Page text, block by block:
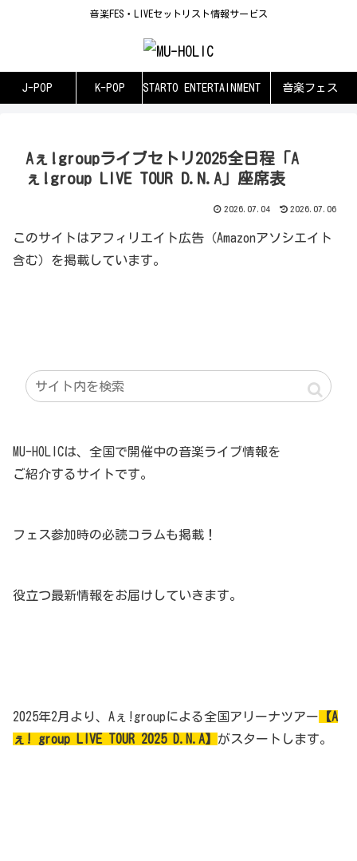
音楽FES・LIVEセットリスト情報サービス
J-POP K-POP STARTO ENTERTAINMENT 音楽フェス
Aぇ!groupライブセトリ2025全日程「A
ぇ!group LIVE TOUR D.N.A」座席表
2026.07.04 2026.07.06
このサイトはアフィリエイト広告（Amazonアソシエイト
含む）を掲載しています。
MU-HOLICは、全国で開催中の音楽ライブ情報を
ご紹介するサイトです。
フェス参加時の必読コラムも掲載！
役立つ最新情報をお届けしていきます。
2025年2月より、Aぇ!groupによる全国アリーナツアー 【A
ぇ! group LIVE TOUR 2025 D.N.A】 がスタートします。